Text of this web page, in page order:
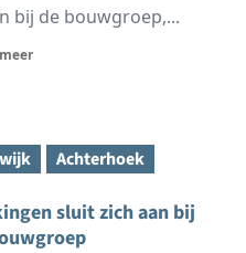
bij de bouwgroep,...
Achterhoek
sluit zich aan bij